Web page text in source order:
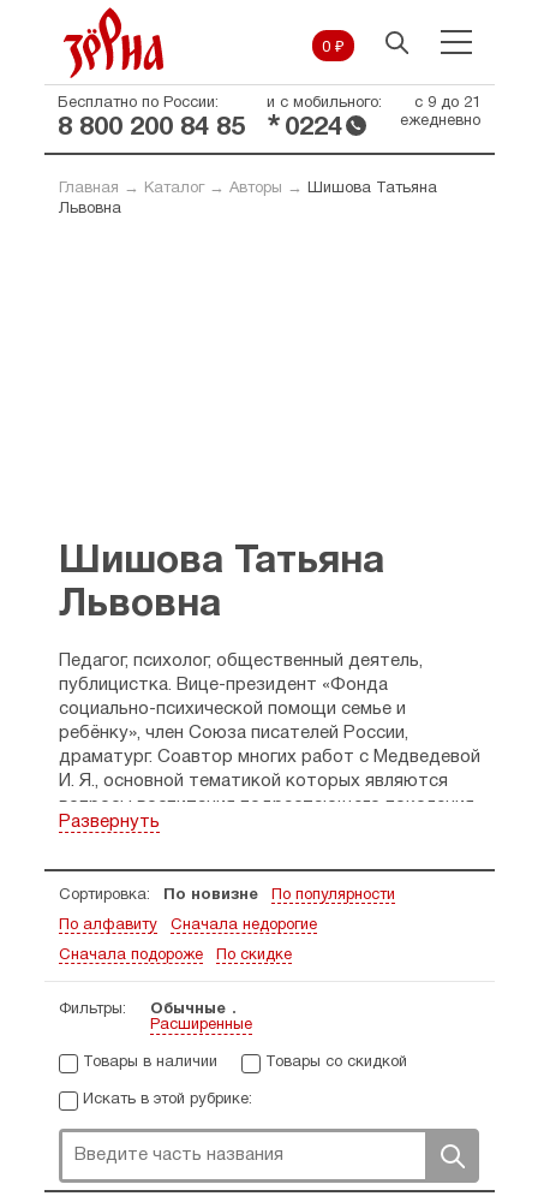
0 ₽
Бесплатно по России:
8 800 200 84 85
и с мобильного:
* 0224
с 9 до 21
ежедневно
Главная → Каталог→ Авторы →
Шишова Татьяна
Львовна
Шишова Татьяна
Львовна
Педагог, психолог, общественный деятель,
публицистка. Вице-президент «Фонда
социально-психической помощи семье и
ребёнку», член Союза писателей России,
драматург. Соавтор многих работ с Медведевой
И. Я., основной тематикой которых являются
вопросы воспитания подрастающего поколения.
Развернуть
Сортировка: По новизне По популярности
По алфавиту Сначала недорогие
Сначала подороже По скидке
Фильтры:
Обычные
Расширенные
Товары в наличии Товары со скидкой
Искать в этой рубрике: